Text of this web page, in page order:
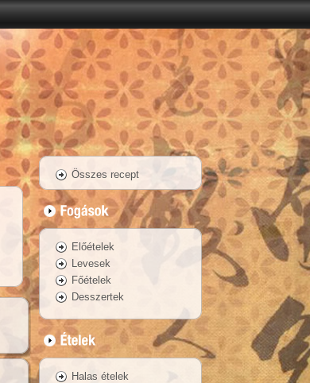
Összes recept
Előételek
Levesek
Főételek
Desszertek
Halas ételek